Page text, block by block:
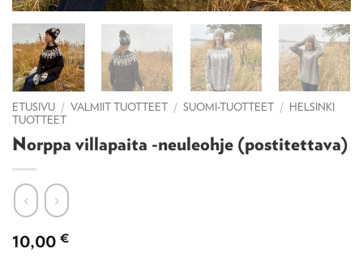
ETUSIVU / VALMIIT TUOTTEET / SUOMI-TUOTTEET / HELSINKI
TUOTTEET
Norppa villapaita -neuleohje (postitettava)
10,00 €